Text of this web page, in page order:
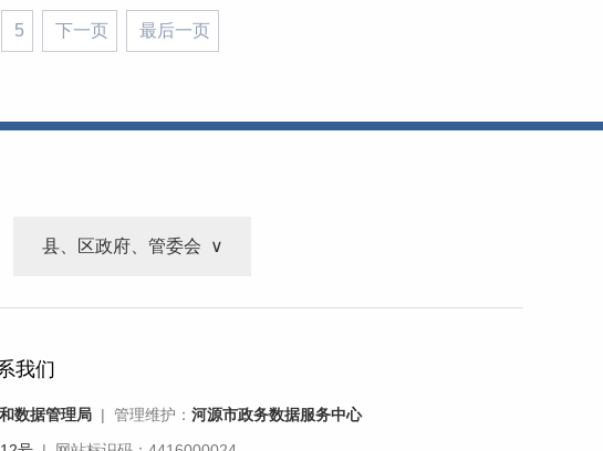
5 下一页 最后一页
县、区政府、管委会
我们
数据管理局 | 管理维护： 河源市政务数据服务中心